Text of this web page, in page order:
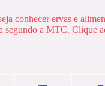
conhecer ervas e
segundo a MTC. Clique